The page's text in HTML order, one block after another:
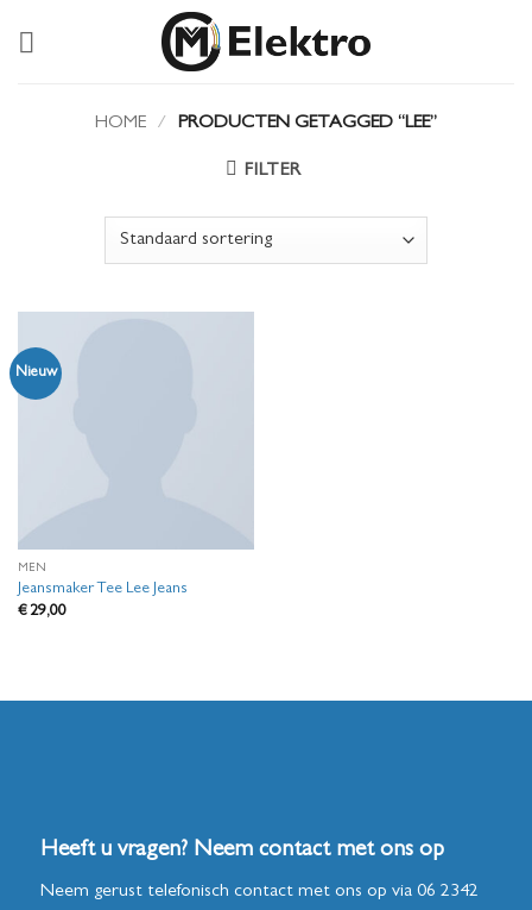
HOME / PRODUCTEN GETAGGED “LEE”
FILTER
Nieuw
MEN
Jeansmaker Tee Lee Jeans
€29,00
Heeft u vragen? Neem contact met ons op
Neem gerust telefonisch contact met ons op via 06 2342